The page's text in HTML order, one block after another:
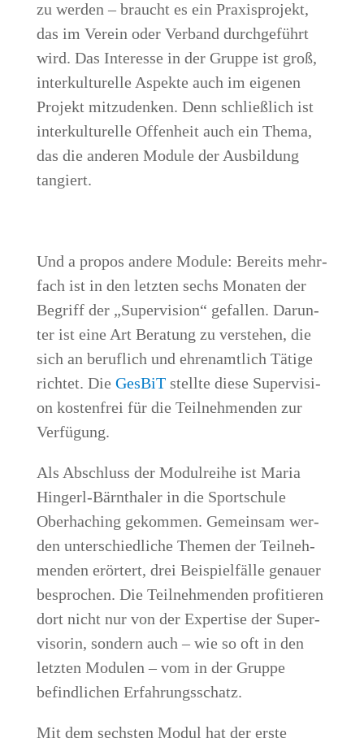
zu wer­den – braucht es ein Pra­xis­pro­jekt,
das im Ver­ein oder Ver­band durch­ge­führt
wird. Das Inter­es­se in der Grup­pe ist groß,
inter­kul­tu­rel­le Aspek­te auch im eige­nen
Pro­jekt mit­zu­den­ken. Denn schließ­lich ist
inter­kul­tu­rel­le Offen­heit auch ein The­ma,
das die ande­ren Modu­le der Aus­bil­dung
tangiert.
Und a pro­pos ande­re Modu­le: Bereits mehr­
fach ist in den letz­ten sechs Mona­ten der
Begriff der „Super­vi­si­on“ gefal­len. Dar­un­
ter ist eine Art Bera­tung zu ver­ste­hen, die
sich an beruf­lich und ehren­amt­lich Täti­ge
rich­tet. Die Ges­BiTstell­te die­se Super­vi­si­
on kos­ten­frei für die Teil­neh­men­den zur
Verfügung.
Als Abschluss der Modul­rei­he ist Maria
Hin­gerl-Bärn­tha­ler in die Sport­schu­le
Ober­ha­ching gekom­men. Gemein­sam wer­
den unter­schied­li­che The­men der Teil­neh­
men­den erör­tert, drei Bei­spiel­fäl­le genau­er
bespro­chen. Die Teil­neh­men­den pro­fi­tie­ren
dort nicht nur von der Exper­ti­se der Super­
vi­so­rin, son­dern auch – wie so oft in den
letz­ten Modu­len – vom in der Grup­pe
befind­li­chen Erfahrungsschatz.
Mit dem sechs­ten Modul hat der ers­te